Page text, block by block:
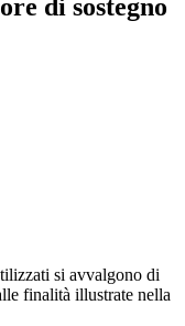
di sostegno
si avvalgono di
finalità illustrate nella